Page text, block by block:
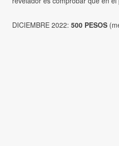
DICIEMBRE 2022: 500 PESOS